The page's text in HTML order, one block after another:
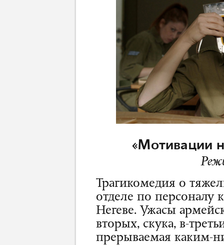
«Мотивации
Трагикомедия о
отделе по персоналу
Негеве. Ужасы
вторых, скука, в-
прерываемая каким-